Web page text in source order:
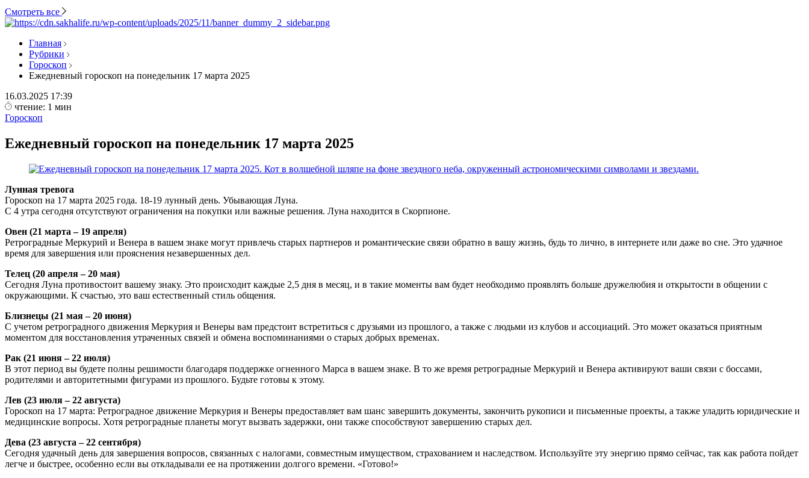
Смотреть все
Главная
Рубрики
Гороскоп
Ежедневный гороскоп на понедельник 17 марта 2025
16.03.2025 17:39
чтение: 1 мин
Гороскоп
Ежедневный гороскоп на понедельник 17 марта 2025
Лунная тревога
Гороскоп на 17 марта 2025 года. 18-19 лунный день. Убывающая Луна.
С 4 утра сегодня отсутствуют ограничения на покупки или важные решения. Луна находится в Скорпионе.
Овен (21 марта – 19 апреля)
Ретроградные Меркурий и Венера в вашем знаке могут привлечь старых партнеров и романтические связи обратно в вашу жизнь, будь то лично, в интернете или даже во сне. Это удачное
время для завершения или прояснения незавершенных дел.
Телец (20 апреля – 20 мая)
Сегодня Луна противостоит вашему знаку. Это происходит каждые 2,5 дня в месяц, и в такие моменты вам будет необходимо проявлять больше дружелюбия и открытости в общении с
окружающими. К счастью, это ваш естественный стиль общения.
Близнецы (21 мая – 20 июня)
С учетом ретроградного движения Меркурия и Венеры вам предстоит встретиться с друзьями из прошлого, а также с людьми из клубов и ассоциаций. Это может оказаться приятным
моментом для восстановления утраченных связей и обмена воспоминаниями о старых добрых временах.
Рак (21 июня – 22 июля)
В этот период вы будете полны решимости благодаря поддержке огненного Марса в вашем знаке. В то же время ретроградные Меркурий и Венера активируют ваши связи с боссами,
родителями и авторитетными фигурами из прошлого. Будьте готовы к этому.
Лев (23 июля – 22 августа)
Гороскоп на 17 марта: Ретроградное движение Меркурия и Венеры предоставляет вам шанс завершить документы, закончить рукописи и письменные проекты, а также уладить юридические и
медицинские вопросы. Хотя ретроградные планеты могут вызвать задержки, они также способствуют завершению старых дел.
Дева (23 августа – 22 сентября)
Сегодня удачный день для завершения вопросов, связанных с налогами, совместным имуществом, страхованием и наследством. Используйте эту энергию прямо сейчас, так как работа пойдет
легче и быстрее, особенно если вы откладывали ее на протяжении долгого времени. «Готово!»